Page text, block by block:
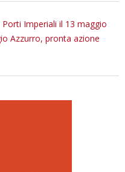
Imperiali il 13 maggio
Azzurro, pronta azione